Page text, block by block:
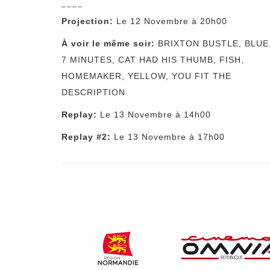
––––
Projection: Le 12 Novembre à 20h00
À voir le même soir: BRIXTON BUSTLE, BLUE
7 MINUTES, CAT HAD HIS THUMB, FISH,
HOMEMAKER, YELLOW, YOU FIT THE
DESCRIPTION
Replay: Le 13 Novembre à 14h00
Replay #2: Le 13 Novembre à 17h00